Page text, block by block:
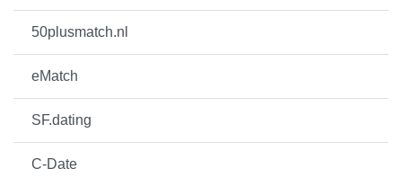
50plusmatch.nl
eMatch
SF.dating
C-Date